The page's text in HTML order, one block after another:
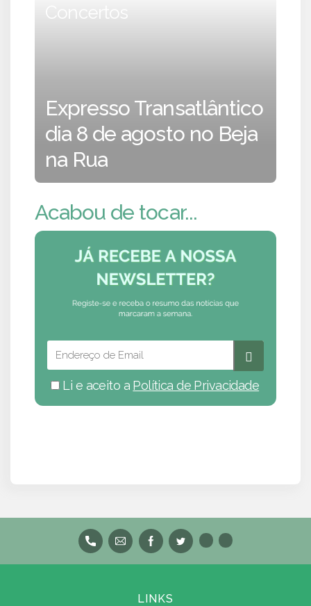
Concertos
Expresso Transatlântico
dia 8 de agosto no Beja
na Rua
Acabou de tocar...
Li e aceito a Política de Privacidade
LINKS